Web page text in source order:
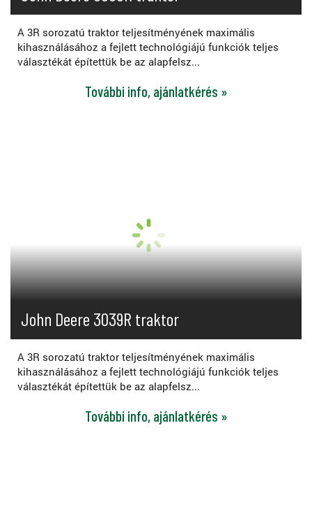
A 3R sorozatú traktor teljesítményének maximális
kihasználásához a fejlett technológiájú funkciók teljes
választékát építettük be az alapfelsz...
További info, ajánlatkérés »
John Deere 3039R traktor
A 3R sorozatú traktor teljesítményének maximális
kihasználásához a fejlett technológiájú funkciók teljes
választékát építettük be az alapfelsz...
További info, ajánlatkérés »